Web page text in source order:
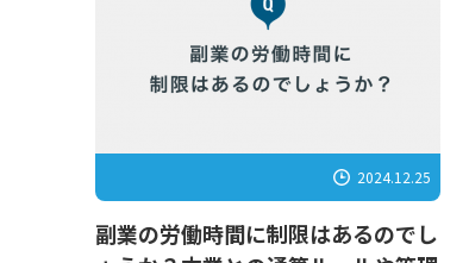
2024.12.25
副業の労働時間に制限はあるのでし